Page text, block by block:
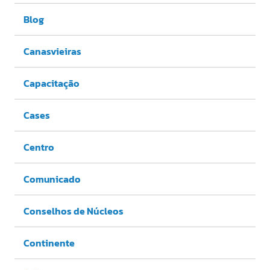
Blog
Canasvieiras
Capacitação
Cases
Centro
Comunicado
Conselhos de Núcleos
Continente